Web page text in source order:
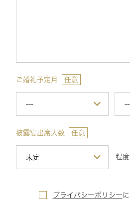
ご婚礼予定月 任意
披露宴出席人数 任意
程度
プライバシーポリシー に